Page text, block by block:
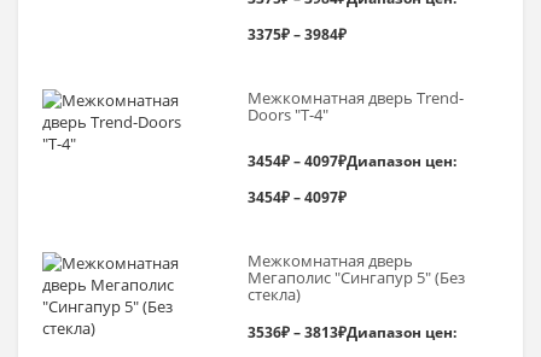
3375₽ – 3984₽
Межкомнатная дверь Trend-
Doоrs "Т-4"
3454₽–4097₽Диапазон цен:
3454₽ – 4097₽
Межкомнатная дверь
Мегаполис "Сингапур 5" (Без
стекла)
3536₽–3813₽Диапазон цен: